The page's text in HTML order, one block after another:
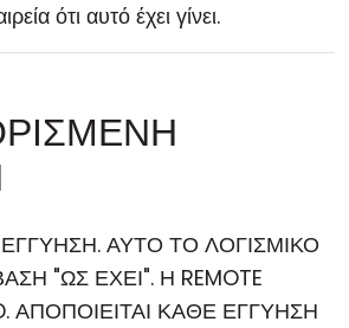
ότι αυτό έχει γίνει.
ΑΥΤΟ ΤΟ ΛΟΓΙΣΜΙΚΟ
"ΩΣ ΕΧΕΙ". Η REMOTE
ΑΠΟΠΟΙΕΙΤΑΙ ΚΑΘΕ ΕΓΓΥΗΣΗ